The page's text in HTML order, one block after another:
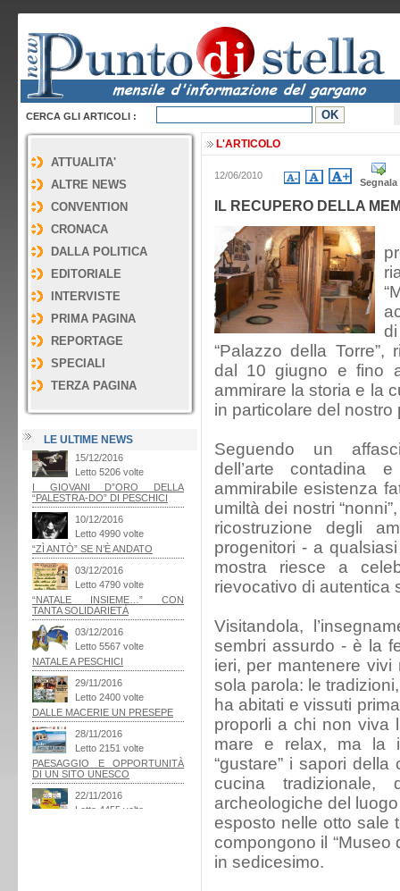
CERCA GLI ARTICOLI :
ATTUALITA'
ALTRE NEWS
CONVENTION
CRONACA
DALLA POLITICA
EDITORIALE
INTERVISTE
PRIMA PAGINA
REPORTAGE
SPECIALI
TERZA PAGINA
LE ULTIME NEWS
L'ARTICOLO
12/06/2010
Segnala
IL RECUPERO DELLA
“Palazzo della Torre”,
dal 10 giugno e fino
ammirare la storia e la
in particolare del nostro
Seguendo un
dell’arte contadina
ammirabile esistenza
umiltà dei nostri
ricostruzione degli
progenitori - a
mostra riesce a
rievocativo di autentica
Visitandola,
sembri assurdo - è la
ieri, per mantenere
sola parola: le
ha abitati e vissuti
proporli a chi non viva
mare e relax, ma la
“gustare” i sapori della
cucina tradizionale,
archeologiche del
esposto nelle otto sale
compongono il “Museo
in sedicesimo.